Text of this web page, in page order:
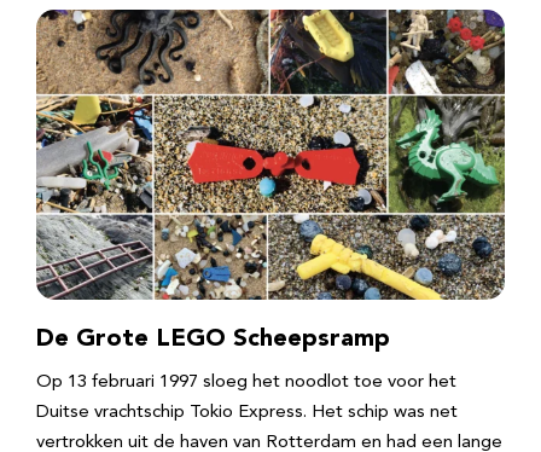
De Grote LEGO Scheepsramp
Op 13 februari 1997 sloeg het noodlot toe voor het
Duitse vrachtschip Tokio Express. Het schip was net
vertrokken uit de haven van Rotterdam en had een lange